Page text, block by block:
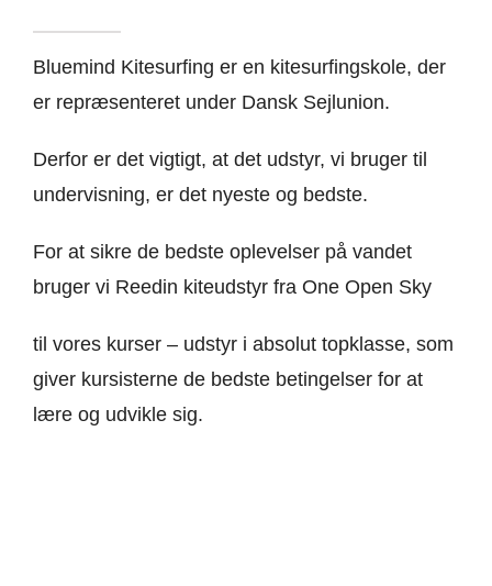
Bluemind Kitesurfing er en kitesurfingskole, der
er repræsenteret under Dansk Sejlunion.
Derfor er det vigtigt, at det udstyr, vi bruger til
undervisning, er det nyeste og bedste.
For at sikre de bedste oplevelser på vandet
bruger vi Reedin kiteudstyr fra One Open Sky
til vores kurser – udstyr i absolut topklasse, som
giver kursisterne de bedste betingelser for at
lære og udvikle sig.